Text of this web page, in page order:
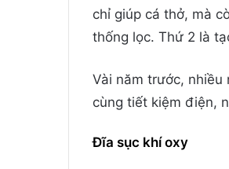
chỉ giúp cá thở, mà
thống lọc. Thứ 2 là
Vài năm trước, nhiều
cùng tiết kiệm điện,
Đĩa sục khí oxy